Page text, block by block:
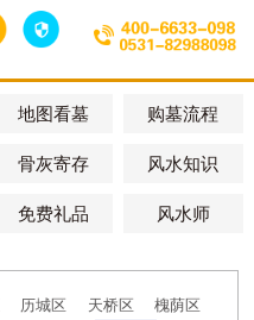
地图看墓 购墓流程
骨灰寄存 风水知识
免费礼品 风水师
历城区 天桥区
槐荫区